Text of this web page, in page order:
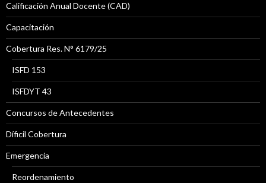
Calificación Anual Docente (CAD)
Capacitación
Cobertura Res. N° 6179/25
ISFD 153
ISFDYT 43
Concursos de Antecedentes
Díficil Cobertura
Emergencia
Reordenamiento